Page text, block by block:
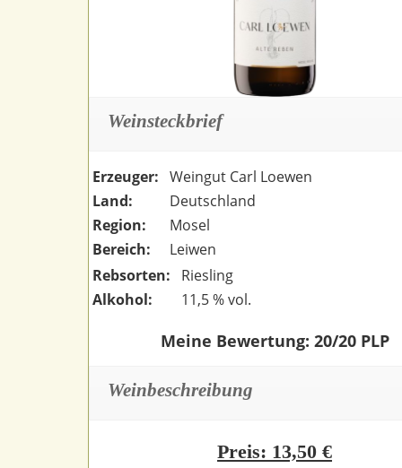
Weinsteckbrief
Erzeuger:
Weingut Carl Loewen
Land:
Deutschland
Region:
Mosel
Bereich:
Leiwen
Rebsorten:
Riesling
Alkohol:
11,5 % vol.
Meine Bewertung: 20/20 PLP
Weinbeschreibung
Preis: 13,50 €